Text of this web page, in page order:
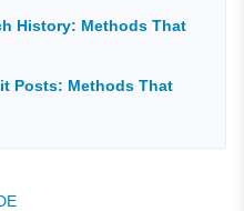
History: Methods That
Posts: Methods That